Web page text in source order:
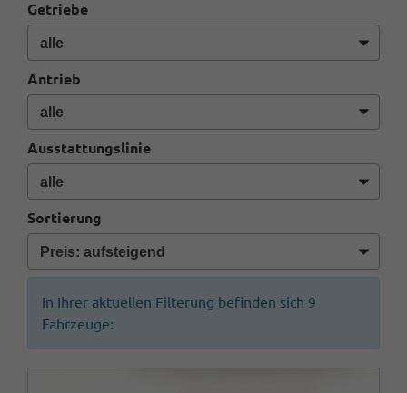
Getriebe
Antrieb
Ausstattungslinie
Sortierung
In Ihrer aktuellen Filterung befinden sich 9
Fahrzeuge: